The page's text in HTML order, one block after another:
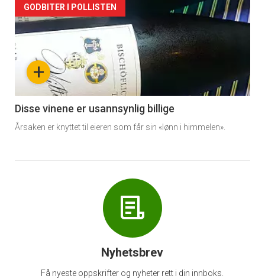
Forsiden
akkurat
nå
6
+
GODBITER I POLLISTEN
Disse vinene er usannsynlig billige
Årsaken er knyttet til eieren som får sin «lønn i himmelen».
Nyhetsbrev
Få nyeste oppskrifter og nyheter rett i din innboks.